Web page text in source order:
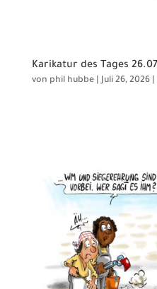
Karikatur des Tages
von phil hubbe|Juli 26, 2026|